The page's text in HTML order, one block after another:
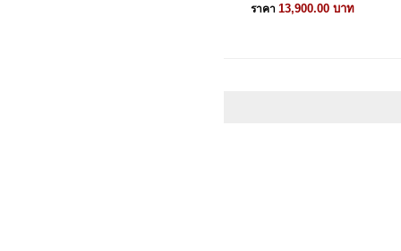
ราคา 13,900.00 บาท